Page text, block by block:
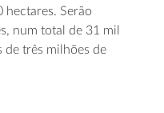
hectares. Serão
num total de 31 mil
de três milhões de